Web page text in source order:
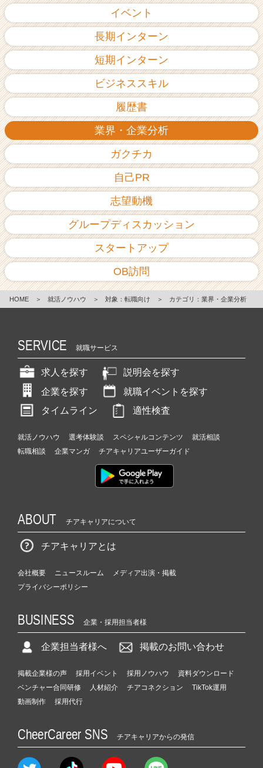
イベント
長期インターン
短期インターン
ビジネススキル
履歴書
業界・企業分析
ガクチカ
自己PR
志望動機
グループディスカッション
スタートアップ
OB訪問
HOME ＞ 就活ノウハウ ＞ 対象：転職向け ＞ カテゴリ：業界・企業分析
SERVICE 就職サービス
求人を探す
説明会を探す
企業を探す
就職イベントを探す
タイムライン
適性検査
就活ノウハウ 選考体験談 スペシャルコンテンツ
就活相談
転職相談
企業マンガ チアキャリアユーザーガイド
ABOUT チアキャリアについて
チアキャリアとは
会社概要 ニュースルーム
メディア出演・掲載
プライバシーポリシー
BUSINESS 企業・採用担当者様
企業担当者様へ 掲載のお問い合わせ
掲載企業様の声 採用イベント 採用ノウハウ
資料ダウンロード
ベンチャー合同研修
人材紹介 チアコネクション
TikTok運用
動画制作
採用代行
CheerCareer SNS チアキャリアからの発信